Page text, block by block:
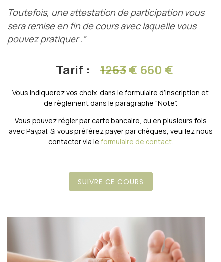
Toutefois, une attestation de participation vous
sera remise en fin de cours avec laquelle vous
pouvez pratiquer .”
Tarif : 1263€ 660 €
Vous indiquerez vos choix dans le formulaire d’inscription et
de règlement dans le paragraphe “Note”.
Vous pouvez régler par carte bancaire, ou en plusieurs fois
avec Paypal. Si vous préférez payer par chèques, veuillez nous
contacter via le formulaire de contact.
SUIVRE CE COURS